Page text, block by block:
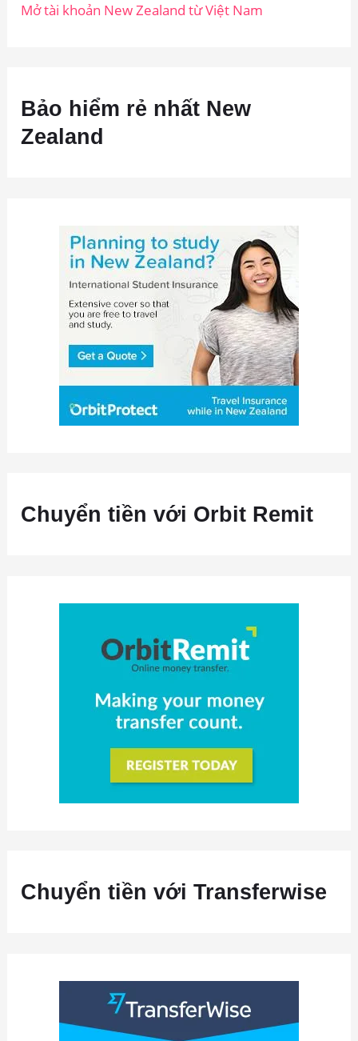
Mở tài khoản New Zealand từ Việt Nam
Bảo hiểm rẻ nhất New
Zealand
Chuyển tiền với Orbit Remit
Chuyển tiền với Transferwise